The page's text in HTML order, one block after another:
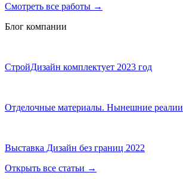
Смотреть все работы →
Блог компании
СтройДизайн комплектует 2023 год
Отделочные материалы. Нынешние реалии
Выставка Дизайн без границ 2022
Открыть все статьи →